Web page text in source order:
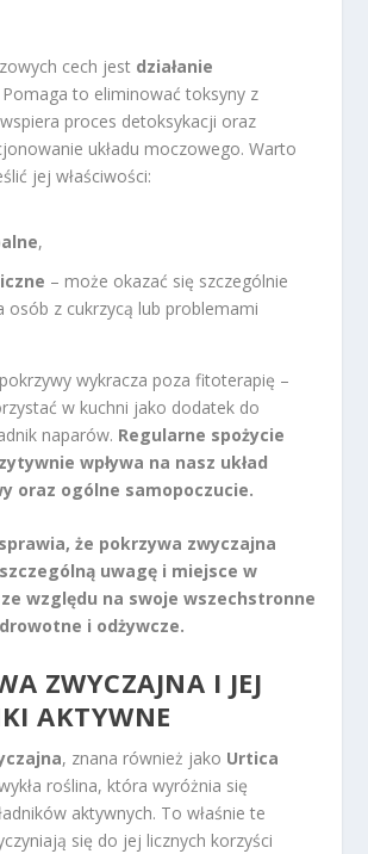
cech jest działanie
Pomaga to eliminować toksyny z
proces detoksykacji oraz
układu moczowego. Warto
jej właściwości:
,
– może okazać się szczególnie
osób z cukrzycą lub problemami
wykracza poza fitoterapię –
w kuchni jako dodatek do
naparów. Regularne spożycie
wpływa na nasz układ
oraz ogólne samopoczucie.
że pokrzywa zwyczajna
uwagę i miejsce w
względu na swoje wszechstronne
i odżywcze.
ZWYCZAJNA I JEJ
AKTYWNE
, znana również jako Urtica
roślina, która wyróżnia się
aktywnych. To właśnie te
się do jej licznych korzyści